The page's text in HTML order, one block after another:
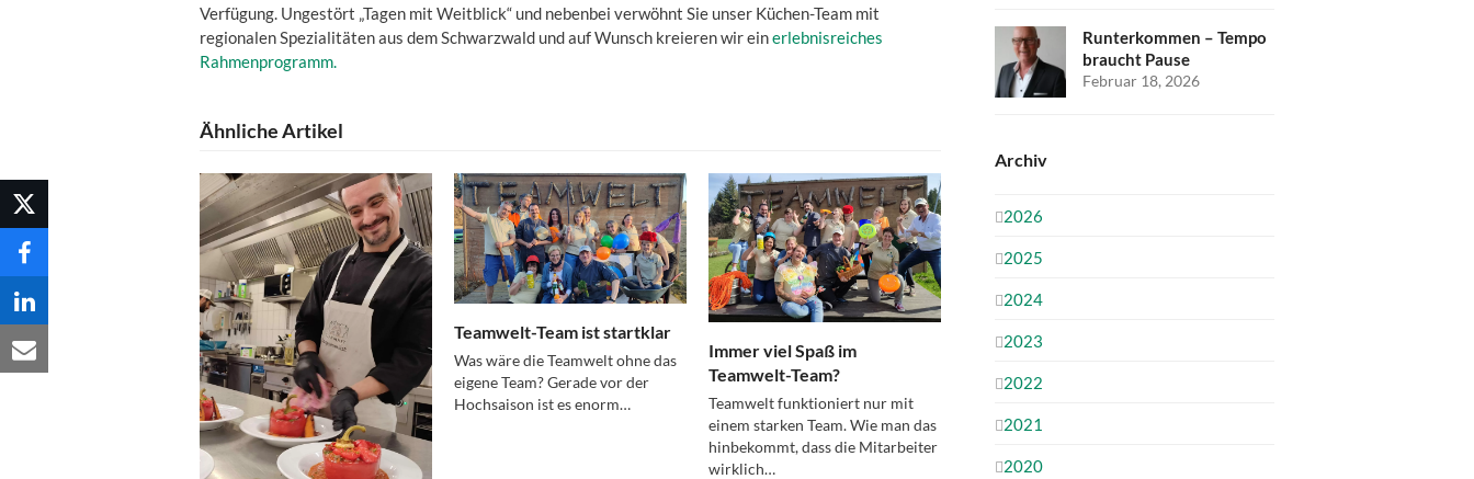
Verfügung. Ungestört „Tagen mit Weitblick“ und nebenbei verwöhnt Sie unser Küchen-Team mit
regionalen Spezialitäten aus dem Schwarzwald und auf Wunsch kreieren wir einerlebnisreiches
Rahmenprogramm.
Ähnliche Artikel
Teamwelt-Team ist startklar
Was wäre die Teamwelt ohne das
eigene Team? Gerade vor der
Hochsaison ist es enorm…
Immer viel Spaß im
Teamwelt-Team?
Teamwelt funktioniert nur mit
einem starken Team. Wie man das
hinbekommt, dass die Mitarbeiter
wirklich…
Runterkommen – Tempo
braucht Pause
Februar 18, 2026
Archiv
2026
2025
2024
2023
2022
2021
2020